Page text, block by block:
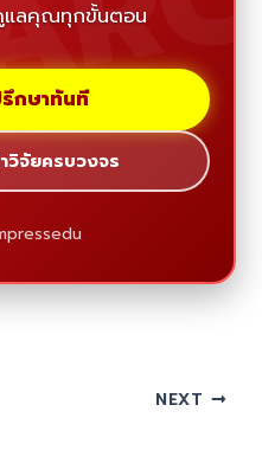
แลคุณทุกขั้นตอน
กษาทันที
วิจัยครบวงจร
NEXT